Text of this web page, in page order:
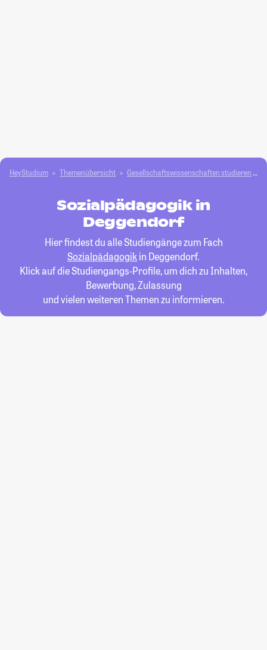
HeyStudium Themenübersicht Gesellschafts­­wissenschaften studieren
Sozialpädagogik in
Deggendorf
Hier findest du alle Studiengänge zum Fach
Sozialpädagogikin Deggendorf.
Klick auf die Studiengangs-Profile, um dich zu Inhalten,
Bewerbung, Zulassung
und vielen weiteren Themen zu informieren.